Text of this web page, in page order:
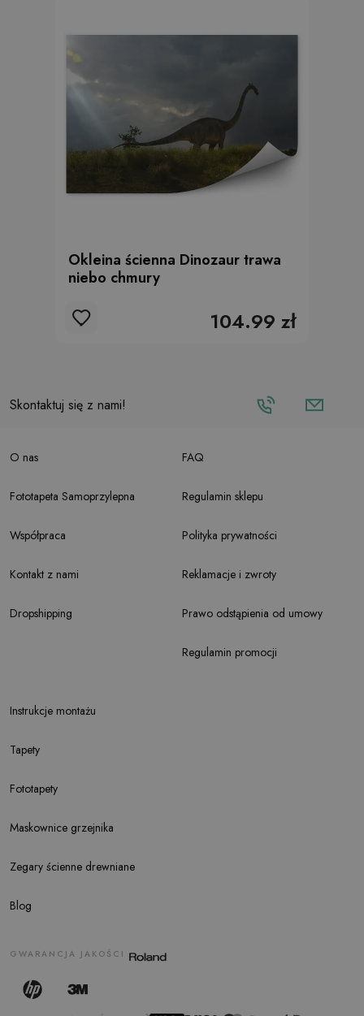
Okleina ścienna Dinozaur trawa
niebo chmury
104.99 zł
Skontaktuj się z nami!
O nas
Fototapeta Samoprzylepna
Współpraca
Kontakt z nami
Dropshipping
Instrukcje montażu
Tapety
Fototapety
Maskownice grzejnika
Zegary ścienne drewniane
Blog
FAQ
Regulamin sklepu
Polityka prywatności
Reklamacje i zwroty
Prawo odstąpienia od umowy
Regulamin promocji
GWARANCJA JAKOŚCI